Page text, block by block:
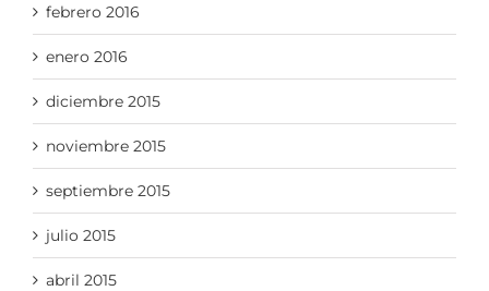
febrero 2016
enero 2016
diciembre 2015
noviembre 2015
septiembre 2015
julio 2015
abril 2015